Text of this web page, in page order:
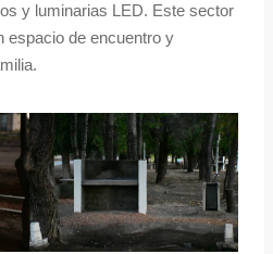
y luminarias LED. Este sector
espacio de encuentro y